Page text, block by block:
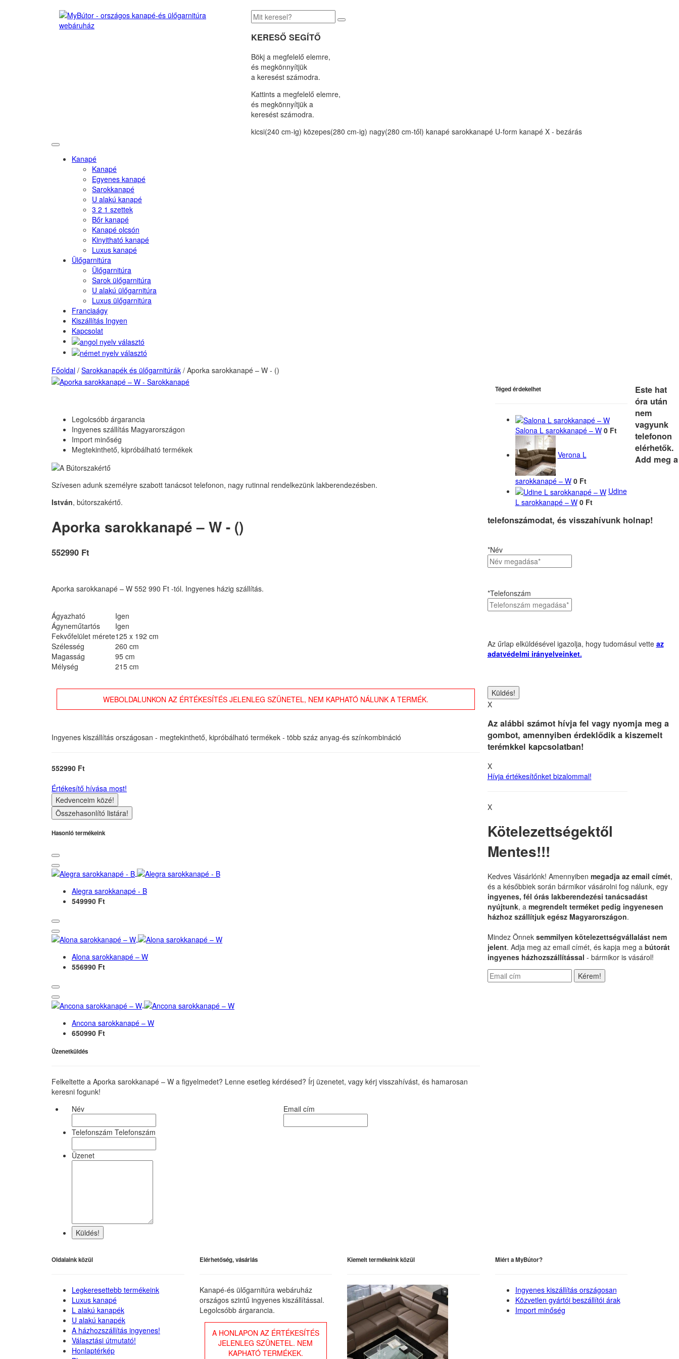
KERESŐ SEGÍTŐ
Bökj a megfelelő elemre,
és megkönnyítjük
a keresést számodra.
Kattints a megfelelő elemre,
és megkönnyítjük a
keresést számodra.
kicsi(240 cm-ig) közepes(280 cm-ig) nagy(280 cm-től) kanapé sarokkanapé U-form kanapé X - bezárás
Kanapé
Kanapé
Egyenes kanapé
Sarokkanapé
U alakú kanapé
3 2 1 szettek
Bőr kanapé
Kanapé olcsón
Kinyitható kanapé
Luxus kanapé
Ülőgarnitúra
Ülőgarnitúra
Sarok ülőgarnitúra
U alakú ülőgarnitúra
Luxus ülőgarnitúra
Franciaágy
Kiszállítás Ingyen
Kapcsolat
Főoldal / Sarokkanapék és ülőgarnitúrák / Aporka sarokkanapé – W - ()
Legolcsóbb árgarancia
Ingyenes szállítás Magyarországon
Import minőség
Megtekinthető, kipróbálható termékek
Szívesen adunk személyre szabott tanácsot telefonon, nagy rutinnal rendelkezünk lakberendezésben.
István, bútorszakértő.
Aporka sarokkanapé – W - ()
552990 Ft
Aporka sarokkanapé – W 552 990 Ft -tól. Ingyenes házig szállítás.
Ágyazható
Igen
Ágyneműtartós
Igen
Fekvőfelület mérete125 x 192 cm
Szélesség
260 cm
Magasság
95 cm
Mélység
215 cm
WEBOLDALUNKON AZ ÉRTÉKESÍTÉS JELENLEG SZÜNETEL, NEM KAPHATÓ NÁLUNK A TERMÉK.
Ingyenes kiszállítás országosan - megtekinthető, kipróbálható termékek - több száz anyag-és színkombináció
552990 Ft
Értékesítő hívása most!
Kedvenceim közé!
Összehasonlító listára!
Hasonló termékeink
Alegra sarokkanapé - B
549990 Ft
Alona sarokkanapé – W
556990 Ft
Ancona sarokkanapé – W
650990 Ft
Üzenetküldés
Felkeltette a Aporka sarokkanapé – W a figyelmedet? Lenne esetleg kérdésed? Írj üzenetet, vagy kérj visszahívást, és hamarosan
keresni fogunk!
Név
Email cím
Telefonszám Telefonszám
Üzenet
Küldés!
Téged érdekelhet
Salona L sarokkanapé – W 0 Ft
Verona L
sarokkanapé – W 0 Ft
Udine
L sarokkanapé – W 0 Ft
Este hat
óra után
nem
vagyunk
telefonon
elérhetők.
Add meg a
telefonszámodat, és visszahívunk holnap!
*Név
*Telefonszám
Az űrlap elküldésével igazolja, hogy tudomásul vette az
adatvédelmi irányelveinket.
X
Az alábbi számot hívja fel vagy nyomja meg a
gombot, amennyiben érdeklődik a kiszemelt
terémkkel kapcsolatban!
X
Hívja értékesítőnket bizalommal!
Oldalaink közül
Legkeresettebb termékeink
Luxus kanapé
L alakú kanapék
U alakú kanapék
A házhozszállítás ingyenes!
Választási útmutató!
Honlaptérkép
Elérhetőség, vásárlás
Kanapé-és ülőgarnitúra webáruház
országos szintű ingyenes kiszállítással.
Legolcsóbb árgarancia.
A HONLAPON AZ ÉRTÉKESÍTÉS
JELENLEG SZÜNETEL. NEM
KAPHATÓ TERMÉKEK.
Kiemelt termékeink közül Miért a MyBútor?
Ingyenes kiszállítás országosan
Közvetlen gyártói beszállítói árak
Import minőség
X
Kötelezettségektől
Mentes!!!
Kedves Vásárlónk! Amennyiben megadja az email címét,
és a későbbiek során bármikor vásárolni fog nálunk, egy
ingyenes, fél órás lakberendezési tanácsadást
nyújtunk, a megrendelt terméket pedig ingyenesen
házhoz szállítjuk egész Magyarországon.
Mindez Önnek semmilyen kötelezettségvállalást nem
jelent. Adja meg az email címét, és kapja meg a bútorát
ingyenes házhozszállítással - bármikor is vásárol!